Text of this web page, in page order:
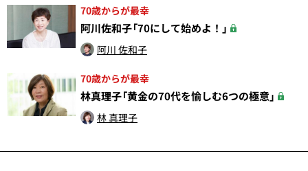
70歳からが最幸
阿川佐和子「70にして始めよ！」
阿川 佐和子
70歳からが最幸
林真理子「黄金の70代を愉しむ6つの極意」
林 真理子